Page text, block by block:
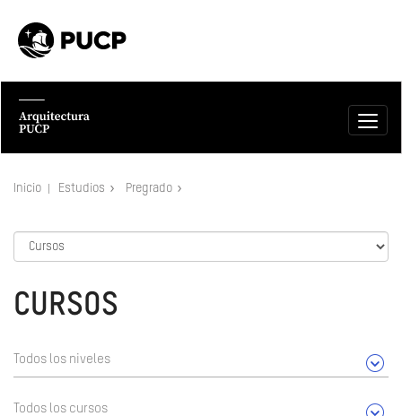
Inicio Estudios Pregrado
CURSOS
Todos los niveles
Todos los cursos